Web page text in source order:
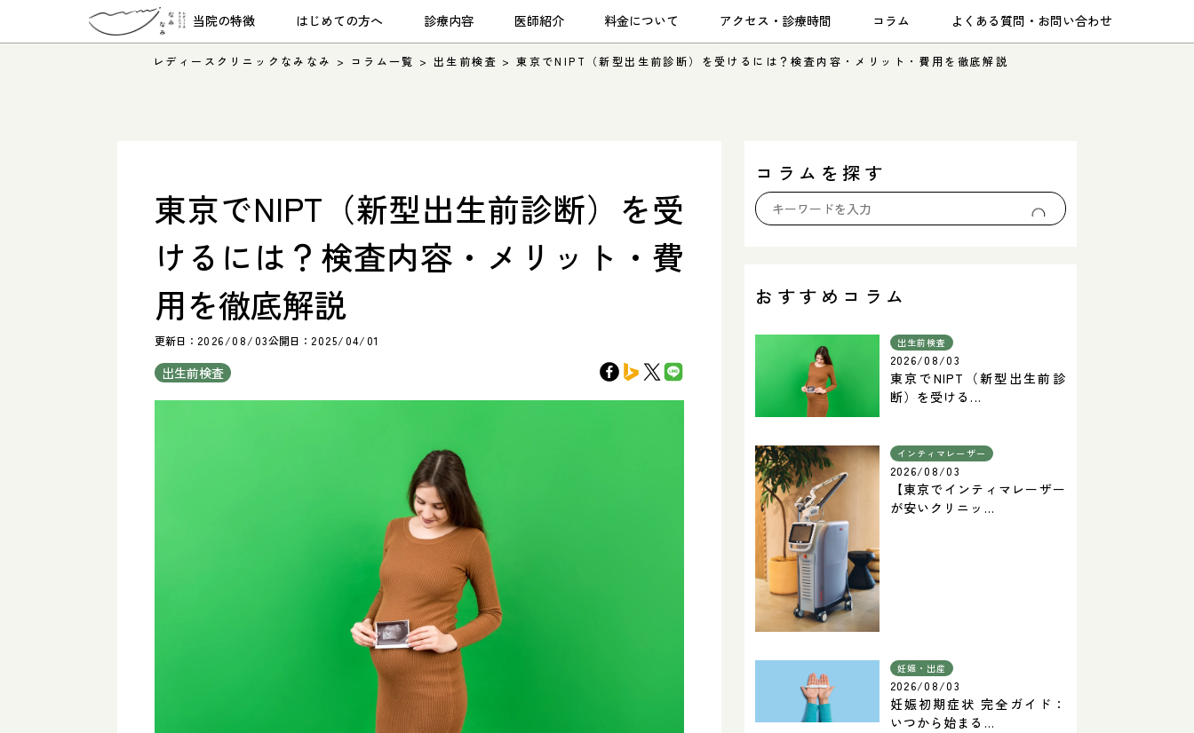
当院の特徴 はじめての方へ 診療内容 医師紹介 料金について アクセス・診療時間 コラム よくある質問・お問い合わせ
レディースクリニックなみなみ > コラム一覧 > 出生前検査 >東京でNIPT（新型出生前診断）を受けるには？検査内容・メリット・費用を徹底解説
東京でNIPT（新型出生前診断）を受
けるには？検査内容・メリット・費
用を徹底解説
更新日： 2026/08/03公開日： 2025/04/01
出生前検査
コラムを探す
おすすめコラム
出生前検査
2026/08/03
東京でNIPT（新型出生前診
断）を受ける...
インティマレーザー
2026/08/03
【東京でインティマレーザー
が安いクリニッ...
妊娠・出産
2026/08/03
妊娠初期症状 完全ガイド：
いつから始まる...